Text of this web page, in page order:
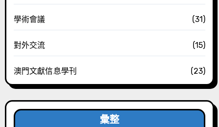
學術會議 (31)
對外交流 (15)
澳門文獻信息學刊 (23)
彙整